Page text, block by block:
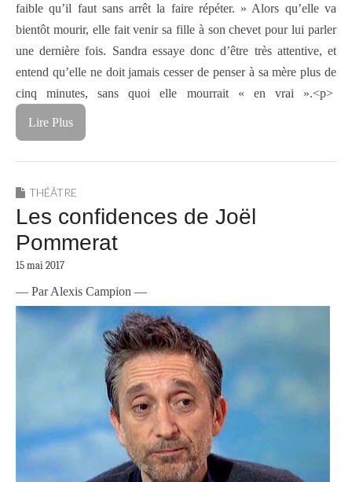
faible qu’il faut sans arrêt la faire répéter. » Alors qu’elle va
bientôt mourir, elle fait venir sa fille à son chevet pour lui parler
une dernière fois. Sandra essaye donc d’être très attentive, et
entend qu’elle ne doit jamais cesser de penser à sa mère plus de
cinq minutes, sans quoi elle mourrait « en vrai ».<p>
Lire Plus
THÉÂTRE
Les confidences de Joël
Pommerat
15 mai 2017
— Par Alexis Campion —